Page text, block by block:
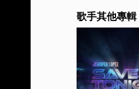
歌手其他專輯